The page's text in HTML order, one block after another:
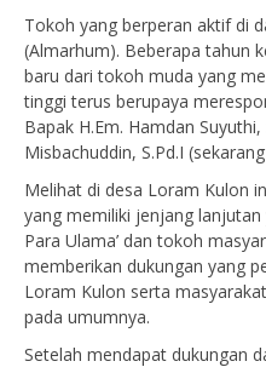
Tokoh yang berperan aktif di
(Almarhum). Beberapa tahun
baru dari tokoh muda yang
tinggi terus berupaya
Bapak H.Em. Hamdan
Misbachuddin, S.Pd.I
Melihat di desa Loram Kulon
yang memiliki jenjang
Para Ulama’ dan tokoh
memberikan dukungan yang
Loram Kulon serta
pada umumnya.
Setelah mendapat dukungan